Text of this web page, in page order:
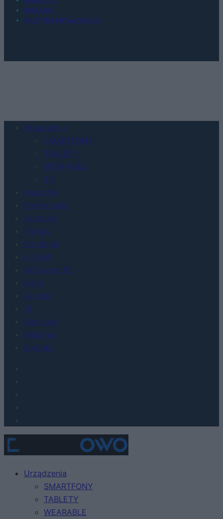
REKLAMA
POLITYKA PRYWATNOŚCI
Urządzenia
SMARTFONY
TABLETY
WEARABLE
TV
Recenzje
Porównania
Co kupić
Porady
Promocje
FinTech
Hardware PC
Moto
Gaming
AI
Redakcja
Reklama
Kontakt
Urządzenia
SMARTFONY
TABLETY
WEARABLE